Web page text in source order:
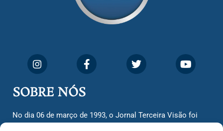
SOBRE NÓS
No dia 06 de março de 1993, o Jornal Terceira Visão foi